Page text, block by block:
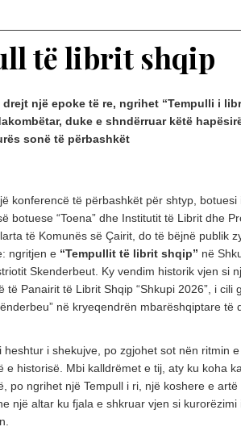
“BOTA SERBE”, KËRCËNIM
PERËNDIMOR
OPINIONE
GURËT E KULTIT QË QAJNË,
PROJEKTI I PADUKSHËM I
IDENTITETIT
KULTURË
NJË LEXIM TEKSTOLOGJIK
TË NAIME BEQIRAJT
të librit shqip
një epoke të re, ngrihet “Tempulli i
duke e shndërruar këtë
sonë të përbashkët
konferencë të përbashkët për shtyp, botuesi
botuese “Toena” dhe Institutit të Librit dhe
të Komunës së Çairit, do të bëjnë publik
ngritjen e “Tempullit të librit shqip” në
Skenderbeut. Ky vendim historik vjen si
të Panairit të Librit Shqip “Shkupi 2026”, i cili
në kryeqendrën mbarëshqiptare të
heshtur i shekujve, po zgjohet sot nën ritmin
e historisë. Mbi kalldrëmet e tij, aty ku koha
po ngrihet një Tempull i ri, një koshere e artë
një altar ku fjala e shkruar vjen si kurorëzimi